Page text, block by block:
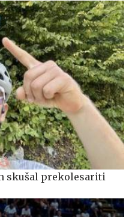
skušal prekolesariti